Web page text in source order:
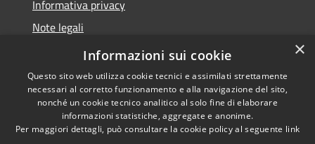
Informativa privacy
Note legali
Dichiarazione di accessibilità
Accessibilità
Copyright © 2026 • Città di
Andria • Powered by
×
Informazioni sui cookie
Questo sito web utilizza cookie tecnici e assimilati strettamente
necessari al corretto funzionamento e alla navigazione del sito,
nonché un cookie tecnico analitico al solo fine di elaborare
informazioni statistiche, aggregate e anonime.
Per maggiori dettagli, può consultare la cookie policy al seguente link